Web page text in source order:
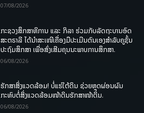
07/08/2026
ກະຊວງສຶກສາທິການ ແລະ ກິລາ ຮ່ວມກັບລັດຖະບານອົດ
ສະຕຣາລີ ໄດ້ນຳສະເໜີເຄື່ອງມືປະເມີນຕົນເອງສຳລັບຄູຊັ້ນ
ປະຖົມສຶກສາ ເພື່ອສົ່ງເສີມຄຸນນະພາບການສຶກສາ.
06/08/2026
ຮັກສາສິ່ງແວດລ້ອມ! ບໍ່ແຮ່ໃຕ້ດິນ ຊ່ວຍຫຼຸດຜ່ອນຜົນ
ກະທົບຕໍ່ສິ່ງແວດລ້ອມໜ້າດິນຮັກສາໜ້າດິນ.
06/08/2026